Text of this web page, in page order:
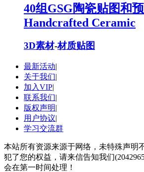
40组GSG陶瓷贴图和
Handcrafted Ceramic
3D素材-材质贴图
最新活动|
关于我们|
加入VIP|
联系我们|
版权声明|
用户协议|
学习交流群
本站所有资源来源于网络，未特殊声明
犯了您的权益，请来信告知我们
会在第一时间处理！